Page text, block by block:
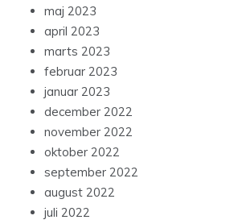
maj 2023
april 2023
marts 2023
februar 2023
januar 2023
december 2022
november 2022
oktober 2022
september 2022
august 2022
juli 2022